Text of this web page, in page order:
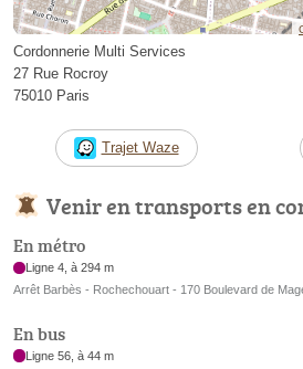
Cordonnerie Multi Services
27 Rue Rocroy
75010 Paris
Trajet Waze
Venir en transports en
En métro
Ligne 4, à 294 m
Arrêt Barbès - Rochechouart - 170 Boulevard de
En bus
Ligne 56, à 44 m